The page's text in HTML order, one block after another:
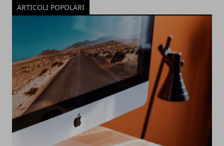
ARTICOLI POPOLARI